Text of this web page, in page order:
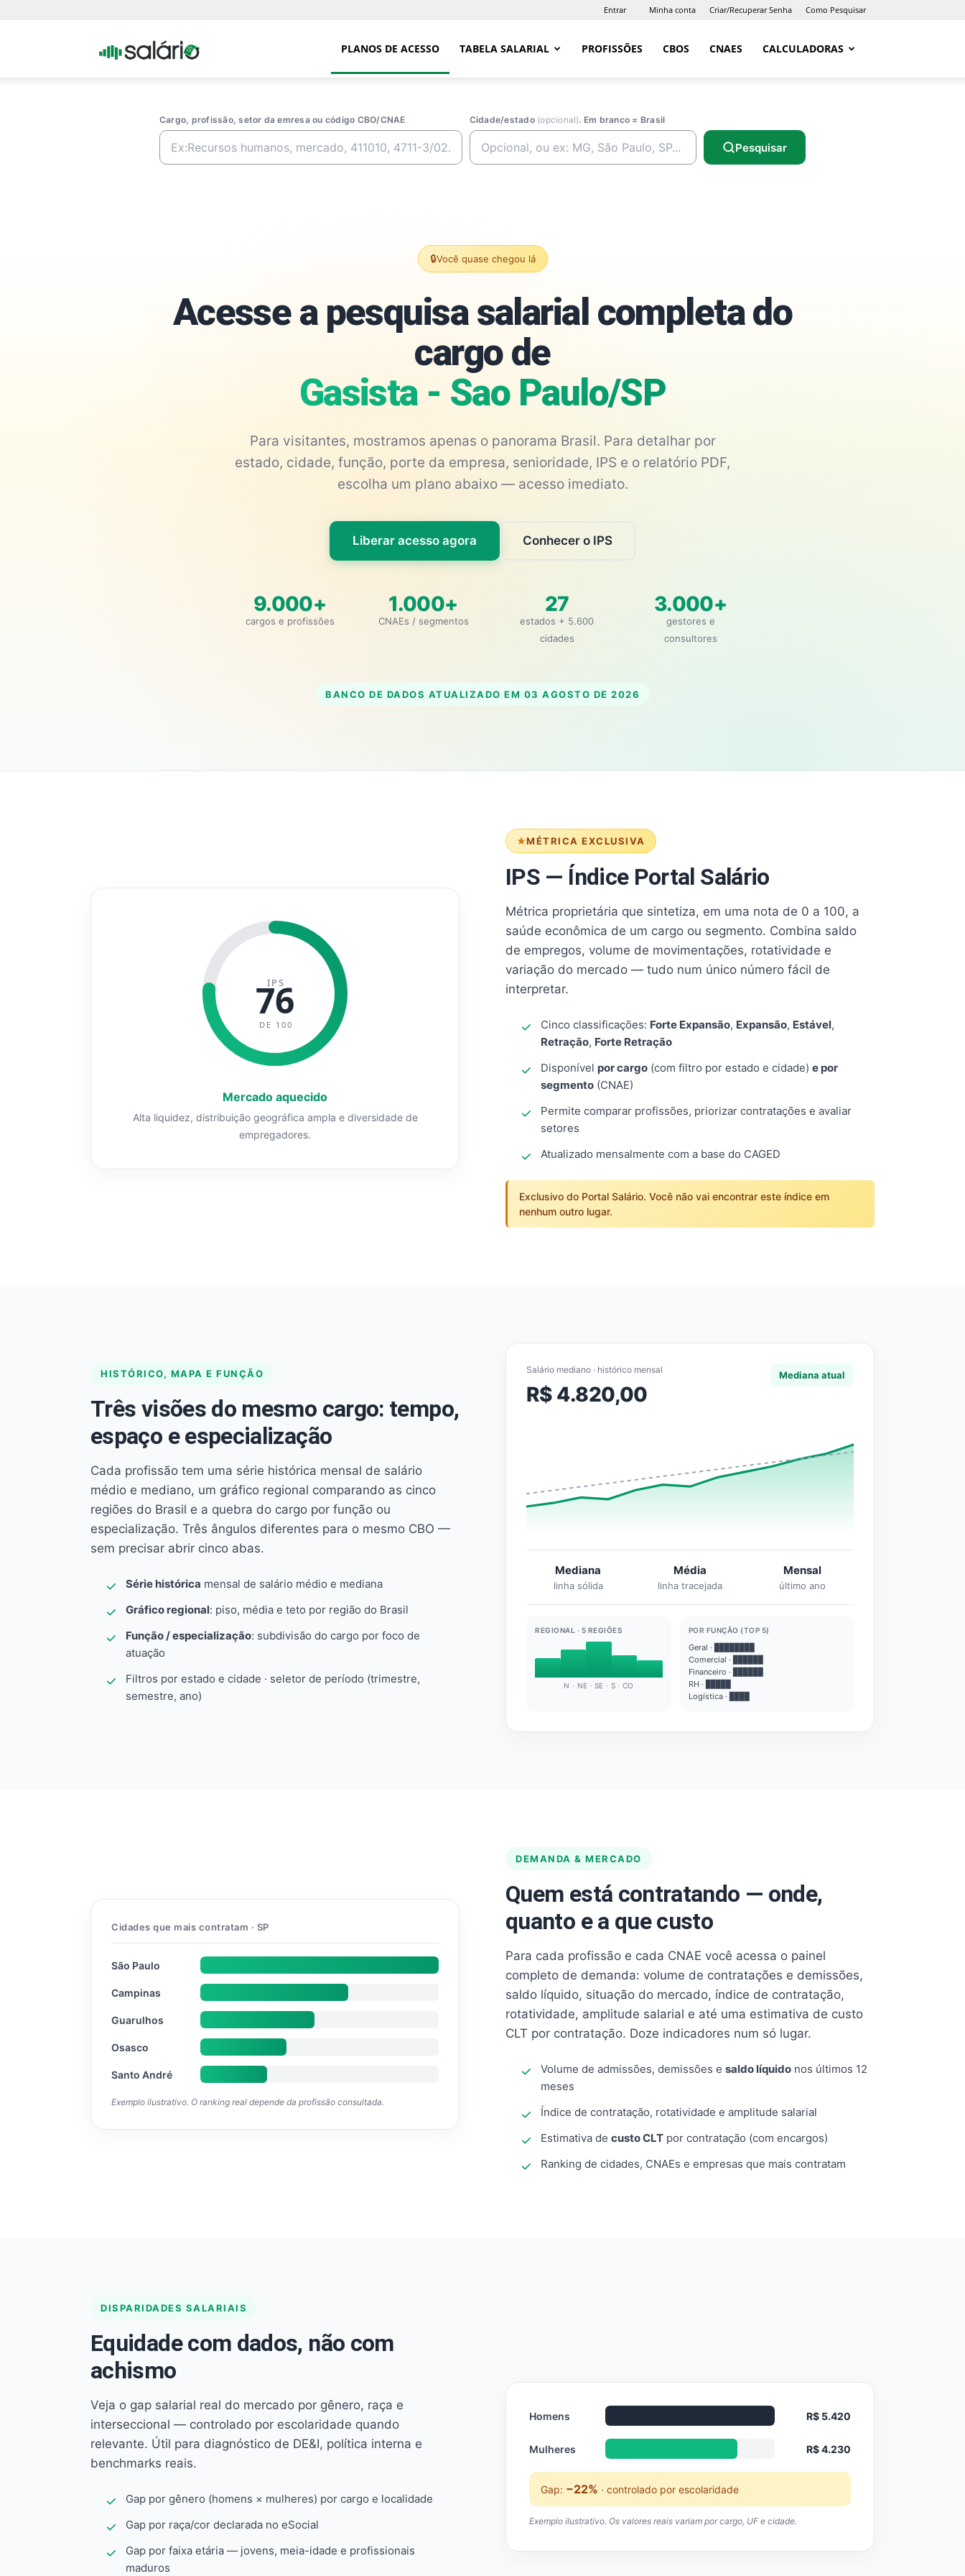
Entrar Minha conta Criar/Recuperar Senha Como Pesquisar
Portal PLANOS DE ACESSO TABELA SALARIAL PROFISSÕES CBOS CNAES CALCULADORAS
Cargo, profissão, setor da emresa ou código CBO/CNAE Cidade/estado (opcional). Em branco = Brasil
Pesquisar
🔒Você quase chegou lá
Acesse a pesquisa salarial completa do
cargo de
Gasista - Sao Paulo/SP
Para visitantes, mostramos apenas o panorama Brasil. Para detalhar por
estado, cidade, função, porte da empresa, senioridade, IPS e o relatório PDF,
escolha um plano abaixo — acesso imediato.
Liberar acesso agora Conhecer o IPS
9.000+
cargos e profissões
1.000+
CNAEs / segmentos
27
estados + 5.600
cidades
3.000+
gestores e
consultores
BANCO DE DADOS ATUALIZADO EM 03 AGOSTO DE 2026
MÉTRICA EXCLUSIVA
IPS — Índice Portal Salário
Métrica proprietária que sintetiza, em uma nota de 0 a 100, a
saúde econômica de um cargo ou segmento. Combina saldo
de empregos, volume de movimentações, rotatividade e
variação do mercado — tudo num único número fácil de
interpretar.
Cinco classificações: Forte Expansão, Expansão, Estável,
Retração, Forte Retração
Disponível por cargo (com filtro por estado e cidade) e por
segmento (CNAE)
Permite comparar profissões, priorizar contratações e avaliar
setores
Atualizado mensalmente com a base do CAGED
Exclusivo do Portal Salário. Você não vai encontrar este índice em
nenhum outro lugar.
IPS
76
DE 100
Mercado aquecido
Alta liquidez, distribuição geográfica ampla e diversidade de
empregadores.
HISTÓRICO, MAPA E FUNÇÃO
Três visões do mesmo cargo: tempo,
espaço e especialização
Cada profissão tem uma série histórica mensal de salário
médio e mediano, um gráfico regional comparando as cinco
regiões do Brasil e a quebra do cargo por função ou
especialização. Três ângulos diferentes para o mesmo CBO —
sem precisar abrir cinco abas.
Série histórica mensal de salário médio e mediana
Gráfico regional: piso, média e teto por região do Brasil
Função / especialização: subdivisão do cargo por foco de
atuação
Filtros por estado e cidade · seletor de período (trimestre,
semestre, ano)
Salário mediano · histórico mensal
R$ 4.820,00
Mediana atual
Mediana
linha sólida
Média
linha tracejada
Mensal
último ano
REGIONAL · 5 REGIÕES
N · NE · SE · S · CO
POR FUNÇÃO (TOP 5)
Geral · ████████
Comercial · ██████
Financeiro · ██████
RH · █████
Logística · ████
DEMANDA & MERCADO
Quem está contratando — onde,
quanto e a que custo
Para cada profissão e cada CNAE você acessa o painel
completo de demanda: volume de contratações e demissões,
saldo líquido, situação do mercado, índice de contratação,
rotatividade, amplitude salarial e até uma estimativa de custo
CLT por contratação. Doze indicadores num só lugar.
Volume de admissões, demissões e saldo líquido nos últimos 12
meses
Índice de contratação, rotatividade e amplitude salarial
Estimativa de custo CLT por contratação (com encargos)
Ranking de cidades, CNAEs e empresas que mais contratam
Cidades que mais contratam · SP
São Paulo
Campinas
Guarulhos
Osasco
Santo André
Exemplo ilustrativo. O ranking real depende da profissão consultada.
DISPARIDADES SALARIAIS
Equidade com dados, não com
achismo
Veja o gap salarial real do mercado por gênero, raça e
interseccional — controlado por escolaridade quando
relevante. Útil para diagnóstico de DE&I, política interna e
benchmarks reais.
Gap por gênero (homens × mulheres) por cargo e localidade
Gap por raça/cor declarada no eSocial
Gap por faixa etária — jovens, meia-idade e profissionais
maduros
Homens R$ 5.420
Mulheres R$ 4.230
Gap: −22% · controlado por escolaridade
Exemplo ilustrativo. Os valores reais variam por cargo, UF e cidade.